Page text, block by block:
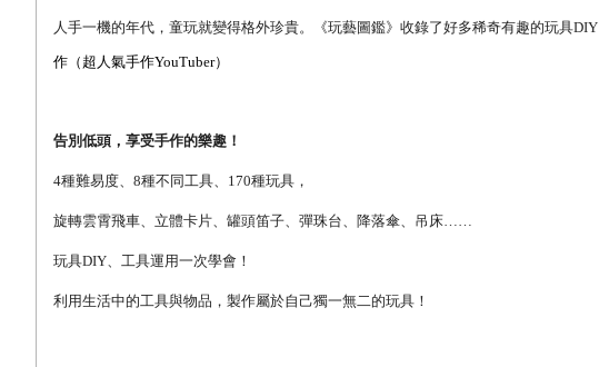
人手一機的年代，童玩就變得格外珍貴。《玩藝圖鑑》收錄了好多稀奇有趣的玩具DIY
作（超人氣手作YouTuber）
告別低頭，享受手作的樂趣！
4種難易度、8種不同工具、170種玩具，
旋轉雲霄飛車、立體卡片、罐頭笛子、彈珠台、降落傘、吊床……
玩具DIY、工具運用一次學會！
利用生活中的工具與物品，製作屬於自己獨一無二的玩具！